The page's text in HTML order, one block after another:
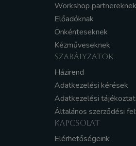
Workshop partnereknek
Előadóknak
Önkénteseknek
Kézműveseknek
SZABÁLYZATOK
Házirend
Adatkezelési kérések
Adatkezelési
Általános szerződési
KAPCSOLAT
Elérhetőségeink